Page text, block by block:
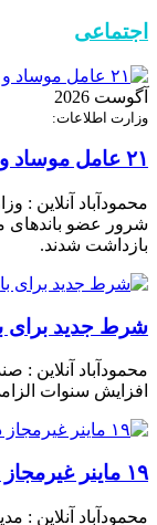
اجتماعی
آگوست 2026
وزارت اطلاعات:
۲۱ عامل موساد و ۴ عضو باند‌های مسلح بازداشت شدند
شرور عضو باند‌های
بازداشت شدند.
شرط جدید برای
محمودآباد آنلاین
افزایش سنوات
۱۹ ماینر غیرمجاز در مازندران از مدار خارج شد
محمودآباد آنلاین :